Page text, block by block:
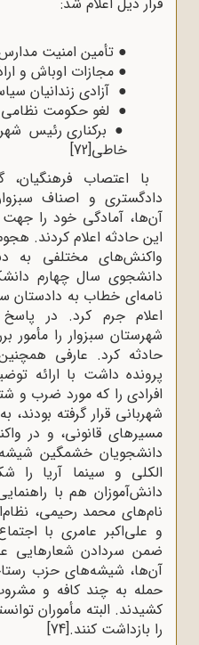
● تأمین امنیت
● مجازات اوباش و
● آزادی زندانیان
● لغو حکومت نظامی
● برکناری رئیس
خاطی[72]
با اعتصاب فرهنگیان،
دادگستری و اصناف
آن‌ها، آمادگی خود را
این حادثه اعلام کردند.
واکنش‌های مختلفی به
دانشجوی سال چهارم
نامه‌ای خطاب به دادستان
اعلام جرم کرد. در
شهرستان سبزوار را مأمور
حادثه کرد. عارفی
پرونده داشت با ارائه
افرادی را که مورد ضرب و
شهربانی قرار گرفته
مسیرهای قانونی، و در
دانشجویان خشمگین
الکلی و سینما آریا را
دانش‌آموزان هم با
نام‌های محمد رحیمی،
و علی‌اکبر عامری با
ضمن سردادن شعارهایی
آن‌ها، شیشه‌های حزب
حمله به چند کافه و
کشیدند. البته مأموران
را بازداشت کنند.[74]